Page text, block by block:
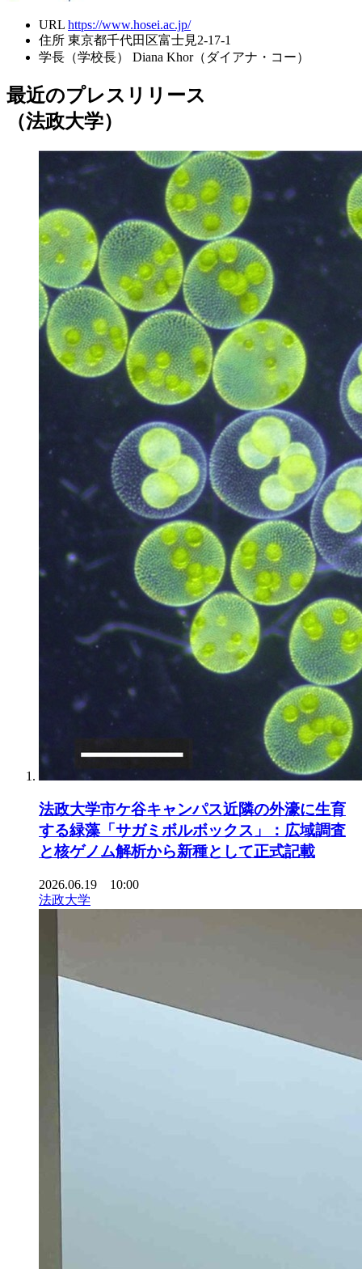
URL https://www.hosei.ac.jp/
住所 東京都千代田区富士見2-17-1
学長（学校長）
Diana Khor（ダイアナ・コー）
最近のプレスリリース
（法政大学）
法政大学市ケ谷キャンパス近隣の外濠に生育
する緑藻「サガミボルボックス」：広域調査
と核ゲノム解析から新種として正式記載
2026.06.19 10:00
法政大学